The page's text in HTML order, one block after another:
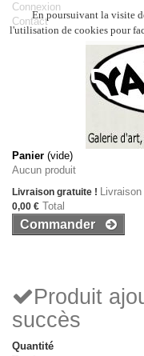
Connexion
Contact
Panier (vide)
Aucun produit
Livraison gratuite ! Livraison
0,00 € Total
Commander
Produit
succès
Quantité
En poursuivant la visite
l'utilisation de cookies pour